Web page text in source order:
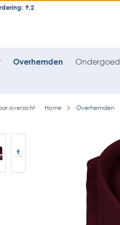
general.skipToNavigation
9.2
Overhemden Ondergoed
overzicht Home Overhemden